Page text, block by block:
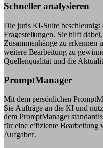
Schneller analysieren
Die juris KI-Suite beschleunigt
Fragestellungen. Sie hilft
Zusammenhänge zu erkennen
weitere Bearbeitung zu
Quellenqualität und die
PromptManager
Mit dem persönlichen
Sie Aufträge an die KI und
dem PromptManager
für eine effiziente Bearbeitung
Aufgaben.